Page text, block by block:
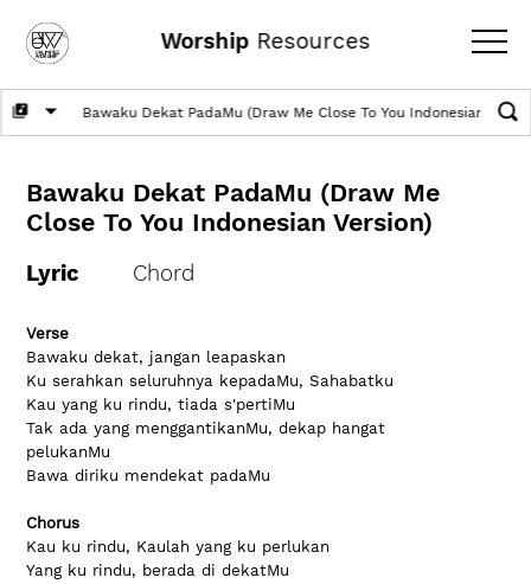
Worship Resources
Bawaku Dekat PadaMu (Draw Me
Close To You Indonesian Version)
Lyric Chord
Verse
Bawaku dekat, jangan leapaskan
Ku serahkan seluruhnya kepadaMu, Sahabatku
Kau yang ku rindu, tiada s'pertiMu
Tak ada yang menggantikanMu, dekap hangat
pelukanMu
Bawa diriku mendekat padaMu
Chorus
Kau ku rindu, Kaulah yang ku perlukan
Yang ku rindu, berada di dekatMu